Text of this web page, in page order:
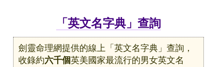
「英文名字典」查詢
劍靈命理網提供的線上「英文名字典」查詢，
收錄約六千個英美國家最流行的男女英文名